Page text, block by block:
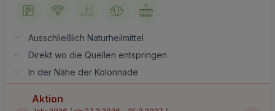
Ausschließlich Naturheilmittel
Direkt wo die Quellen entspringen
In der Nähe der Kolonnade
Aktion